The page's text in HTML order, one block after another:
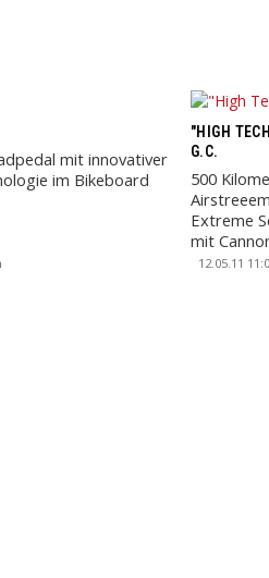
mit innovativer
im Bikeboard
"HIGH
G.C.
500
Extreme
mit
12.05.11